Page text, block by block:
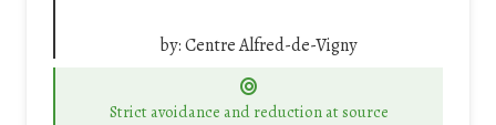
by:Centre Alfred-de-Vigny
Strict avoidance and reduction at source